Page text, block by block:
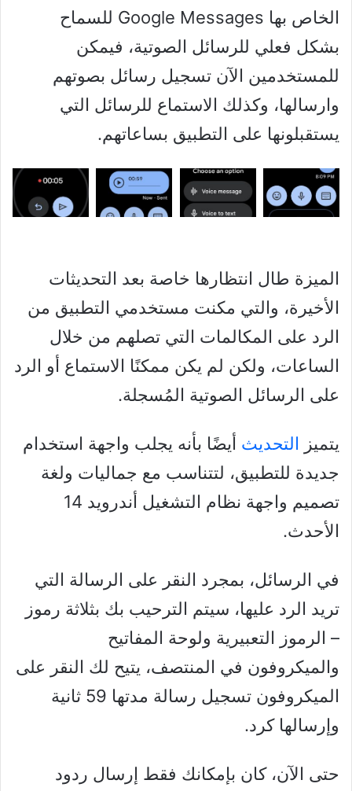
الخاص بها Google Messages للسماح
بشكل فعلي للرسائل الصوتية، فيمكن
للمستخدمين الآن تسجيل رسائل بصوتهم
وارسالها، وكذلك الاستماع للرسائل التي
يستقبلونها على التطبيق بساعاتهم.
الميزة طال انتظارها خاصة بعد التحديثات
الأخيرة، والتي مكنت مستخدمي التطبيق من
الرد على المكالمات التي تصلهم من خلال
الساعات، ولكن لم يكن ممكنًا الاستماع أو الرد
على الرسائل الصوتية المُسجلة.
يتميز التحديث أيضًا بأنه يجلب واجهة استخدام
جديدة للتطبيق، لتتناسب مع جماليات ولغة
تصميم واجهة نظام التشغيل أندرويد 14
الأحدث.
في الرسائل، بمجرد النقر على الرسالة التي
تريد الرد عليها، سيتم الترحيب بك بثلاثة رموز
– الرموز التعبيرية ولوحة المفاتيح
والميكروفون في المنتصف، يتيح لك النقر على
الميكروفون تسجيل رسالة مدتها 59 ثانية
وإرسالها كرد.
حتى الآن، كان بإمكانك فقط إرسال ردود